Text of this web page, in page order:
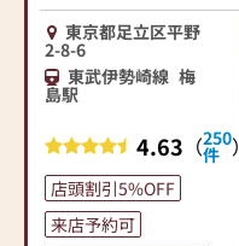
東京都足立区平野
2-8-6
東武伊勢崎線 梅
島駅
4.63 （250
件 ）
店頭割引5%OFF
来店予約可